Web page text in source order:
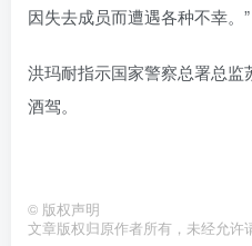
因失去成员而遭遇各种不幸。”
洪玛耐指示国家警察总署总
酒驾。
© 版权声明
文章版权归原作者所有，未经允许